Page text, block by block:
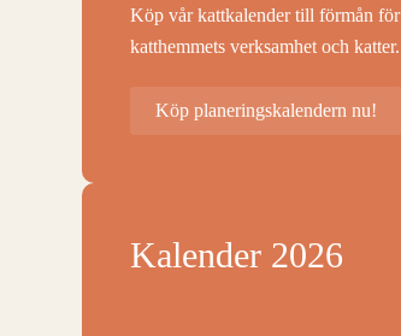
Köp vår kattkalender till förmån för
katthemmets verksamhet och katter.
Köp planeringskalendern nu!
Kalender 2026